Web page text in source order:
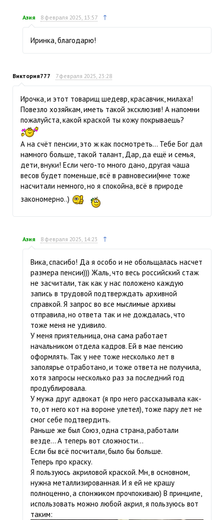
Азия 8 февраля 2025, 13:57 ↑
Иринка, благодарю!
Виктория777 7 февраля 2025, 23:28
Ирочка, и этот товарищ шедевр, красавчик, милаха!
Повезло хозяйкам, иметь такой эксклюзив! А напомни
пожалуйста, какой краской ты кожу покрываешь?
А на счёт пенсии, это ж как посмотреть… Тебе Бог дал
намного больше, такой талант, Дар, да ещё и семья,
дети, внуки! Если чего-то много дано, другая чаша
весов будет поменьше, всё в равновесии(мне тоже
насчитали немного, но я спокойна, всё в природе
закономерно..)
Азия 8 февраля 2025, 14:23 ↑
Вика, спасибо! Да я особо и не обольщалась насчет
размера пенсии))) Жаль, что весь российский стаж
не засчитали, так как у нас положено каждую
запись в трудовой подтверждать архивной
справкой. Я запрос во все мыслимые архивы
отправила, но ответа так и не дождалась, что
тоже меня не удивило.
У меня приятельница, она сама работает
начальником отдела кадров. Ей в мае пенсию
оформлять. Так у нее тоже несколько лет в
заполярье отработано, и тоже ответа не получила,
хотя запросы несколько раз за последний год
продублировала.
У мужа друг адвокат (я про него рассказывала как-
то, от него кот на вороне улетел), тоже пару лет не
смог себе подтвердить.
Раньше же был Союз, одна страна, работали
везде… А теперь вот сложности…
Если бы всё посчитали, было бы больше.
Теперь про краску.
Я пользуюсь акриловой краской. Мн, в основном,
нужна металлизированная. И я ей не крашу
полноценно, а спонжиком прочпокиваю) В принципе,
использовать можно любой акрил, я пользуюсь вот
таким: